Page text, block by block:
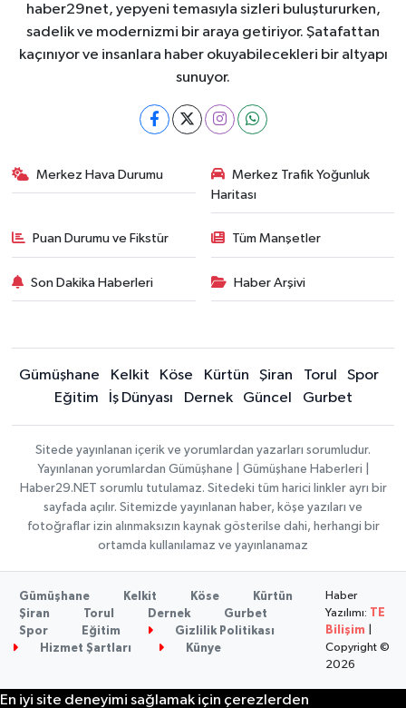
haber29net, yepyeni temasıyla sizleri buluştururken,
sadelik ve modernizmi bir araya getiriyor. Şatafattan
kaçınıyor ve insanlara haber okuyabilecekleri bir altyapı
sunuyor.
Merkez Hava Durumu
Merkez Trafik Yoğunluk
Haritası
Puan Durumu ve Fikstür Tüm Manşetler
Son Dakika Haberleri Haber Arşivi
Gümüşhane Kelkit Köse Kürtün Şiran Torul
Spor
Eğitim
İş Dünyası Dernek Güncel Gurbet
Sitede yayınlanan içerik ve yorumlardan yazarları sorumludur.
Yayınlanan yorumlardan Gümüşhane | Gümüşhane Haberleri |
Haber29.NET sorumlu tutulamaz. Sitedeki tüm harici linkler ayrı bir
sayfada açılır. Sitemizde yayınlanan haber, köşe yazıları ve
fotoğraflar izin alınmaksızın kaynak gösterilse dahi, herhangi bir
ortamda kullanılamaz ve yayınlanamaz
Gümüşhane Kelkit Köse
Kürtün
Şiran
Torul Dernek
Gurbet
Spor
Eğitim
Gizlilik Politikası
Hizmet Şartları
Künye
Haber
Yazılımı: TE
Bilişim
Copyright ©
2026
En iyi site deneyimi sağlamak için çerezlerden